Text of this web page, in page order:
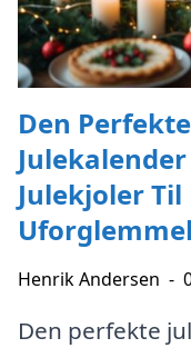
Den
Julekjoler Til
Henrik Andersen -
Den perfekte